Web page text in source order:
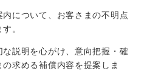
内について、お客さまの不明点
。
な説明を心がけ、意向把握・確
求める補償内容を提案しま